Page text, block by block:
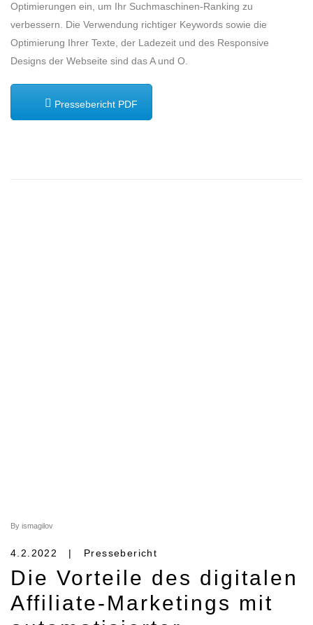
Optimierungen ein, um Ihr Suchmaschinen-Ranking zu
verbessern. Die Verwendung richtiger Keywords sowie die
Optimierung Ihrer Texte, der Ladezeit und des Responsive
Designs der Webseite sind das A und O.
Pressebericht PDF
By ismagilov
4.2.2022 | Pressebericht
Die Vorteile des digitalen
Affiliate-Marketings mit